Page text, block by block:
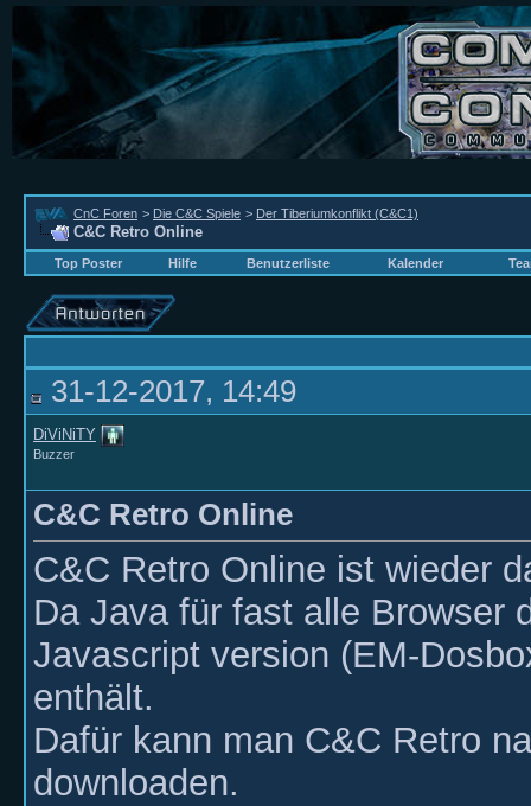
CnC Foren > Die C&C Spiele > Der Tiberiumkonflikt (C&C1)
C&C Retro Online
Top Poster Hilfe Benutzerliste Kalender
31-12-2017, 14:49
DiViNiTY
Buzzer
C&C Retro Online
C&C Retro Online ist wieder
Da Java für fast alle Browser
Javascript version (EM-
enthält.
Dafür kann man C&C Retro
downloaden.